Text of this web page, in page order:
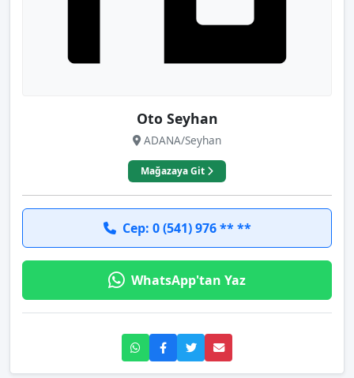
Oto Seyhan
ADANA/Seyhan
Mağazaya Git
Cep: 0 (541) 976 ** **
WhatsApp'tan Yaz